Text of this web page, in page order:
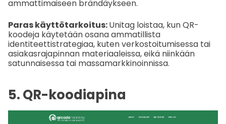
ammattimaiseen brändäykseen.
Paras käyttötarkoitus:Unitag loistaa, kun QR-
koodeja käytetään osana ammatillista
identiteettistrategiaa, kuten verkostoitumisessa tai
asiakasrajapinnan materiaaleissa, eikä niinkään
satunnaisessa tai massamarkkinoinnissa.
5. QR-koodiapina